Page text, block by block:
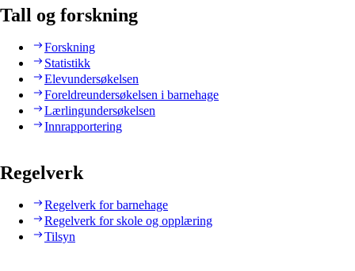
Tall og forskning
Forskning
Statistikk
Elevundersøkelsen
Foreldreundersøkelsen i barnehage
Lærlingundersøkelsen
Innrapportering
Regelverk
Regelverk for barnehage
Regelverk for skole og opplæring
Tilsyn